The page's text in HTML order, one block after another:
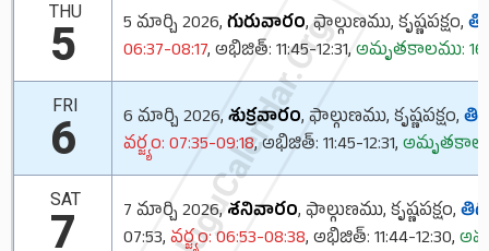
TeluguCalendar.Org
THU
5 5 మార్చి 2026, గురువారం, ఫాల్గుణము, కృష్ణపక్షం,
06:37-08:17, అభిజిత్: 11:45-12:31, అమృతకాలము:
FRI
6 6 మార్చి 2026, శుక్రవారం, ఫాల్గుణము, కృష్ణపక్షం,
వర్జ్యం: 07:35-09:18, అభిజిత్: 11:45-12:31,
SAT
7 7 మార్చి 2026,శనివారం, ఫాల్గుణము, కృష్ణపక్షం,
07:53, వర్జ్యం: 06:53-08:38, అభిజిత్: 11:44-12:30,